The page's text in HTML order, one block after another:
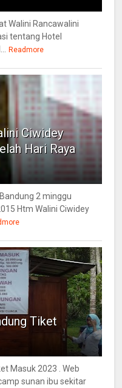
Walini Rancawalini
tentang Hotel
Readmore
Ciwidey
Hari Raya
2 minggu
Htm Walini Ciwidey
Tiket
Masuk 2023 . Web
sunan ibu sekitar